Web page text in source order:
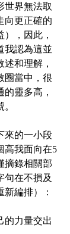
世界無法取
向更正確的
，因此，
我認為這並
和理解，
圈當中，很
靈多高，
來的一小段
高我面向在5
摘錄相關部
句在不損及
編排）：
的力量交出